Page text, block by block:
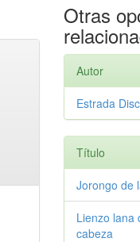
Otras
Autor
Estrada
Título
Jorongo de
Lienzo lana
cabeza